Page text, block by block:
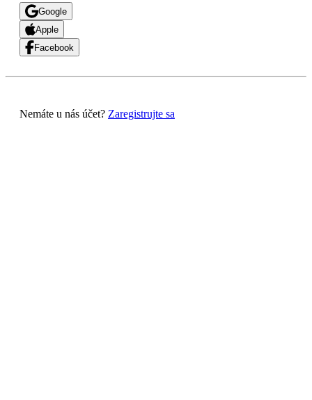
Google
Apple
Facebook
Nemáte u nás účet? Zaregistrujte sa